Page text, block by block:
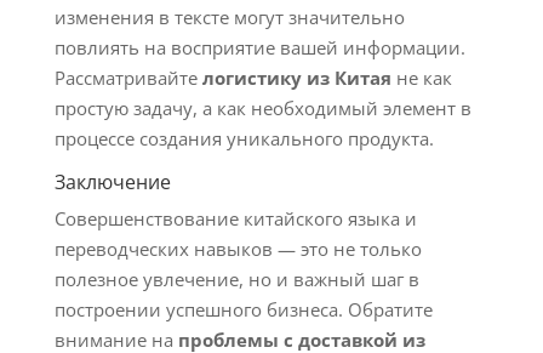
изменения в тексте могут значительно
повлиять на восприятие вашей информации.
Рассматривайте логистику из Китая не как
простую задачу, а как необходимый элемент в
процессе создания уникального продукта.
Заключение
Совершенствование китайского языка и
переводческих навыков — это не только
полезное увлечение, но и важный шаг в
построении успешного бизнеса. Обратите
внимание на проблемы с доставкой из